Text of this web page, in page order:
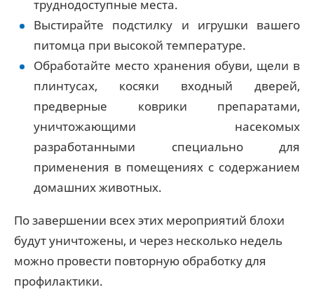
труднодоступные места.
Выстирайте подстилку и игрушки вашего
питомца при высокой температуре.
Обработайте место хранения обуви, щели в
плинтусах, косяки входный дверей,
предверные коврики препаратами,
уничтожающими насекомых
разработанными специально для
применения в помещениях с содержанием
домашних животных.
По завершении всех этих мероприятий блохи
будут уничтожены, и через несколько недель
можно провести повторную обработку для
профилактики.